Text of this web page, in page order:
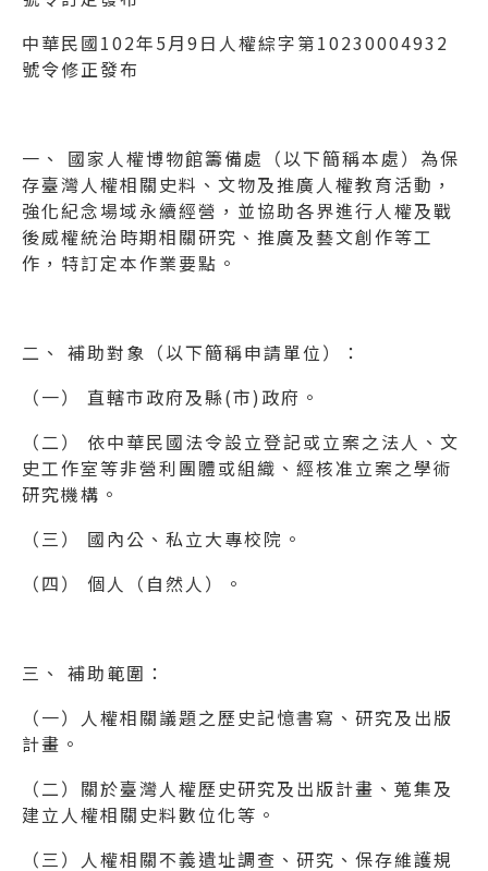
中華民國102年5月9日人權綜字第10230004932
號令修正發布
一、 國家人權博物館籌備處（以下簡稱本處）為保
存臺灣人權相關史料、文物及推廣人權教育活動，
強化紀念場域永續經營，並協助各界進行人權及戰
後威權統治時期相關研究、推廣及藝文創作等工
作，特訂定本作業要點。
二、 補助對象（以下簡稱申請單位）：
（一） 直轄市政府及縣(市)政府。
（二） 依中華民國法令設立登記或立案之法人、文
史工作室等非營利團體或組織、經核准立案之學術
研究機構。
（三） 國內公、私立大專校院。
（四） 個人（自然人）。
三、 補助範圍：
（一）人權相關議題之歷史記憶書寫、研究及出版
計畫。
（二）關於臺灣人權歷史研究及出版計畫、蒐集及
建立人權相關史料數位化等。
（三）人權相關不義遺址調查、研究、保存維護規